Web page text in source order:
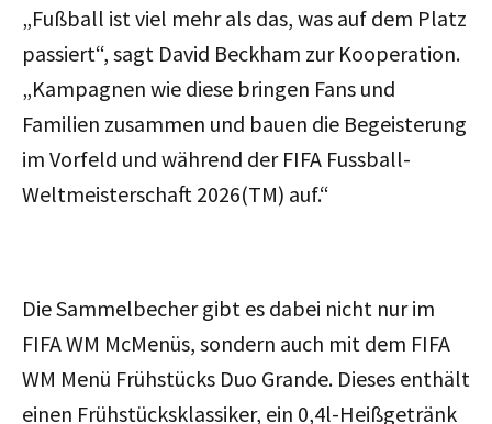
„Fußball ist viel mehr als das, was auf dem Platz
passiert“, sagt David Beckham zur Kooperation.
„Kampagnen wie diese bringen Fans und
Familien zusammen und bauen die Begeisterung
im Vorfeld und während der FIFA Fussball-
Weltmeisterschaft 2026(TM) auf.“
Die Sammelbecher gibt es dabei nicht nur im
FIFA WM McMenüs, sondern auch mit dem FIFA
WM Menü Frühstücks Duo Grande. Dieses enthält
einen Frühstücksklassiker, ein 0,4l-Heißgetränk